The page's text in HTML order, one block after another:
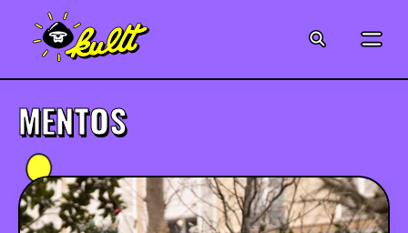
MUSIQUE
MENTOS